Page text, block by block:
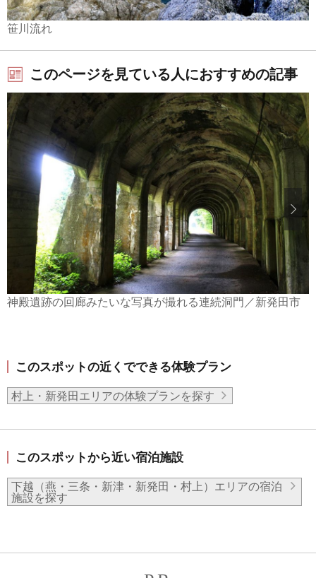
笹川流れ
このページを見ている人におすすめの記事
神殿遺跡の回廊みたいな写真が撮れる連続洞門／新発田市
このスポットの近くでできる体験プラン
村上・新発田エリアの体験プランを探す
このスポットから近い宿泊施設
下越（燕・三条・新津・新発田・村上）エリアの宿泊
施設を探す